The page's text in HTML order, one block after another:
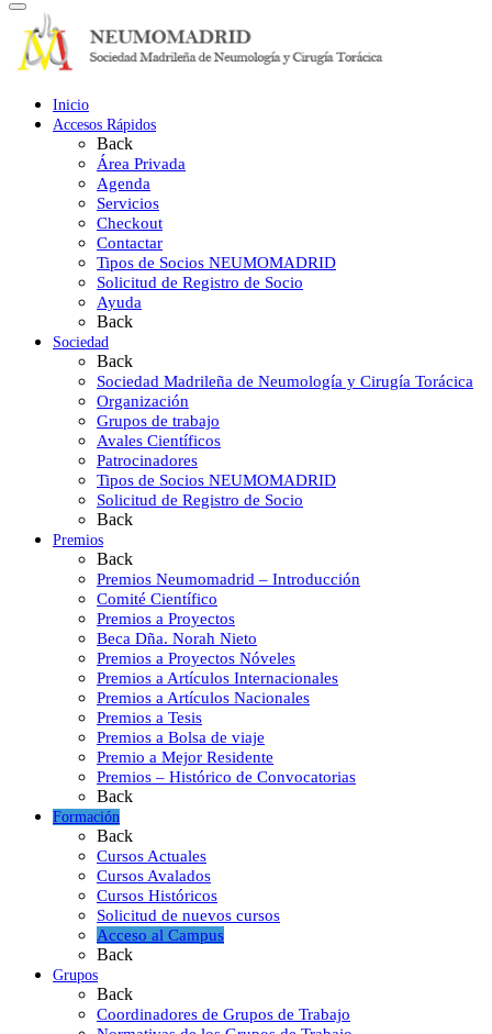
Inicio
Accesos Rápidos
Back
Área Privada
Agenda
Servicios
Checkout
Contactar
Tipos de Socios NEUMOMADRID
Solicitud de Registro de Socio
Ayuda
Back
Sociedad
Back
Sociedad Madrileña de Neumología y Cirugía Torácica
Organización
Grupos de trabajo
Avales Científicos
Patrocinadores
Tipos de Socios NEUMOMADRID
Solicitud de Registro de Socio
Back
Premios
Back
Premios Neumomadrid – Introducción
Comité Científico
Premios a Proyectos
Beca Dña. Norah Nieto
Premios a Proyectos Nóveles
Premios a Artículos Internacionales
Premios a Artículos Nacionales
Premios a Tesis
Premios a Bolsa de viaje
Premio a Mejor Residente
Premios – Histórico de Convocatorias
Back
Formación
Back
Cursos Actuales
Cursos Avalados
Cursos Históricos
Solicitud de nuevos cursos
Acceso al Campus
Back
Grupos
Back
Coordinadores de Grupos de Trabajo